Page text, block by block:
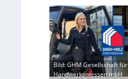
k
b
e
r
e
i
c
h
g
e
r
:
S
t
a
b
Bild: GHM Gesellschaft für
Handwerksmessen mbH